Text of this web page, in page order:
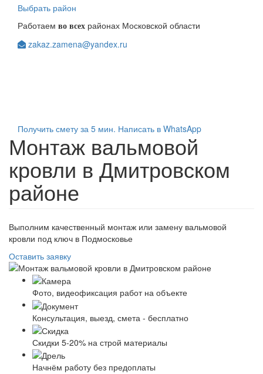
Выбрать район
Работаем во всех районах Московской области
zakaz.zamena@yandex.ru
Получить смету за 5 мин. Написать в WhatsApp
Монтаж вальмовой
кровли в Дмитровском
районе
Выполним качественный монтаж или замену вальмовой
кровли под ключ в Подмосковье
Оставить заявку
Фото, видеофиксация работ на объекте
Консультация, выезд, смета - бесплатно
Скидки 5-20% на строй материалы
Начнём работу без предоплаты